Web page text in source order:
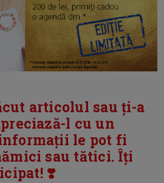
articolul sau ți-a
l cu un
le pot fi
sau tătici. Îți
❣️